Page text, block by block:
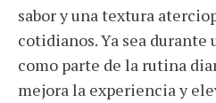
sabor y una textura
cotidianos. Ya sea durante
como parte de la rutina
mejora la experiencia y